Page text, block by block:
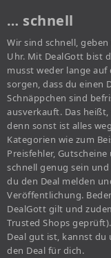
… schnell
Wir sind schnell,
Uhr. Mit DealGott bist
musst weder lange auf
sorgen, dass du einen
Schnäppchen sind
ausverkauft. Das
denn sonst ist alles
Kategorien wie zum
Preisfehler,
schnell genug sein
du den Deal melden
Veröffentlichung.
DealGott gilt und
Trusted Shops
Deal gut ist, kannst
den Deal für dich.